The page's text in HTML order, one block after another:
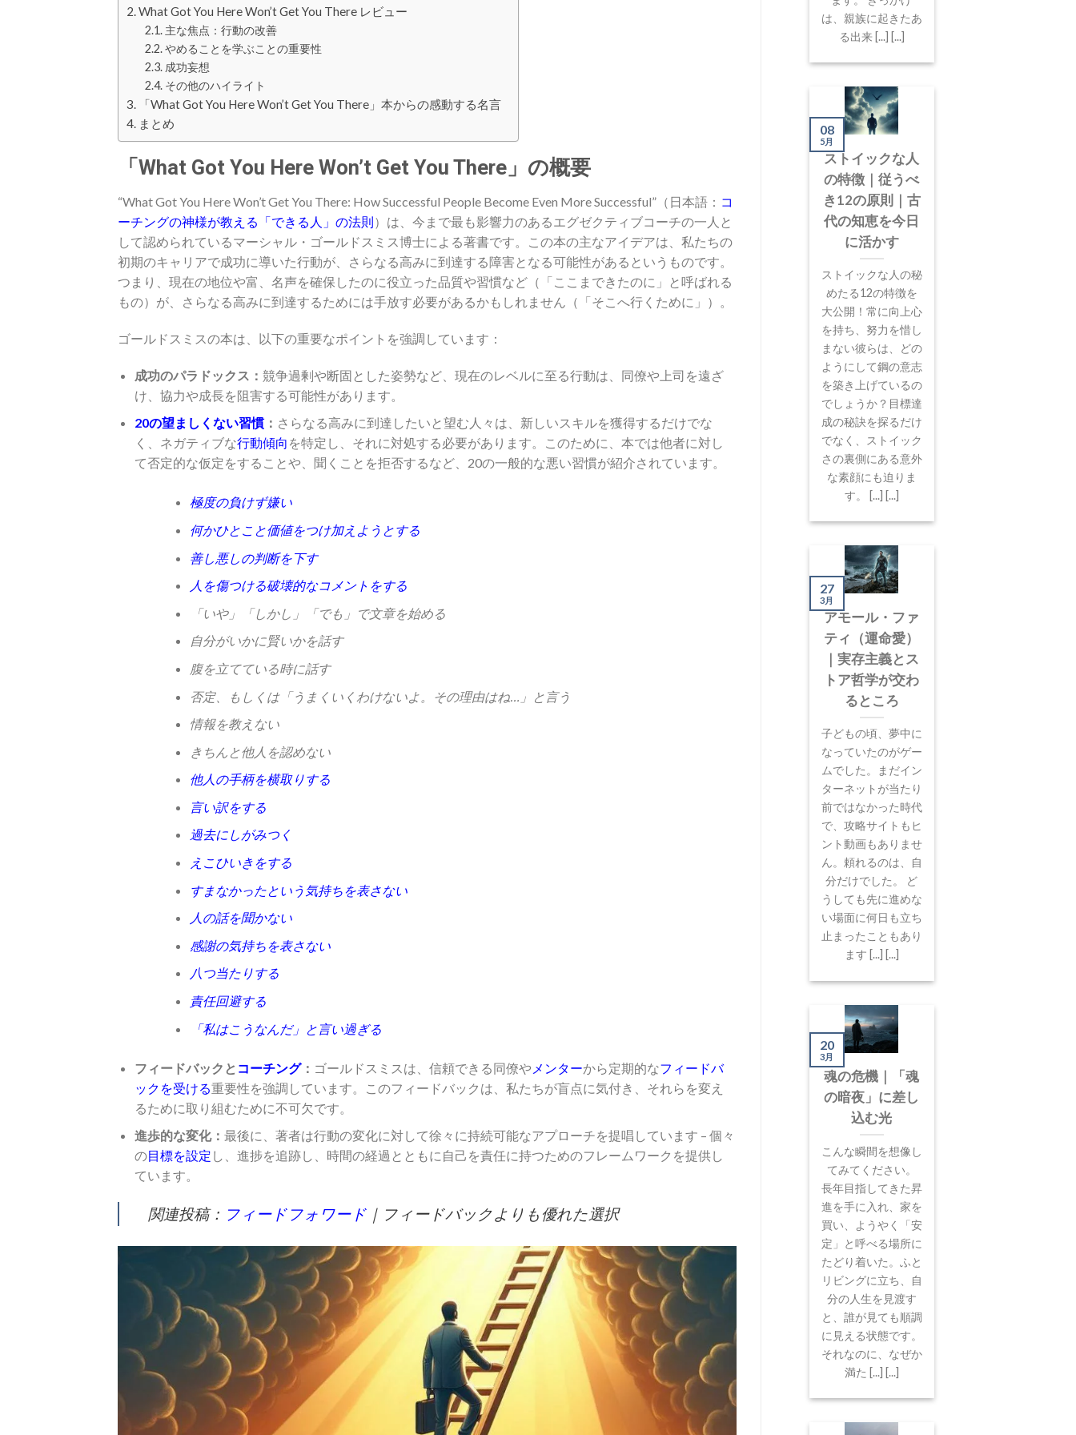
What Got You Here Won’t Get You There レビュー
主な焦点：行動の改善
やめることを学ぶことの重要性
成功妄想
その他のハイライト
「What Got You Here Won’t Get You There」本からの感動する名言
まとめ
「What Got You Here Won’t Get You There」の概要
“What Got You Here Won’t Get You There: How Successful People Become Even More Successful”（日本語： コ
ーチングの神様が教える「できる人」の法則）は、今まで最も影響力のあるエグゼクティブコーチの一人と
して認められているマーシャル・ゴールドスミス博士による著書です。この本の主なアイデアは、私たちの
初期のキャリアで成功に導いた行動が、さらなる高みに到達する障害となる可能性があるというものです。
つまり、現在の地位や富、名声を確保したのに役立った品質や習慣など（「ここまできたのに」と呼ばれる
もの）が、さらなる高みに到達するためには手放す必要があるかもしれません（「そこへ行くために」）。
ゴールドスミスの本は、以下の重要なポイントを強調しています：
成功のパラドックス： 競争過剰や断固とした姿勢など、現在のレベルに至る行動は、同僚や上司を遠ざ
け、協力や成長を阻害する可能性があります。
20の望ましくない習慣： さらなる高みに到達したいと望む人々は、新しいスキルを獲得するだけでな
く、ネガティブな行動傾向 を特定し、それに対処する必要があります。このために、本では他者に対し
て否定的な仮定をすることや、聞くことを拒否するなど、20の一般的な悪い習慣が紹介されています。
極度の負けず嫌い
何かひとこと価値をつけ加えようとする
善し悪しの判断を下す
人を傷つける破壊的なコメントをする
「いや」「しかし」「でも」で文章を始める
自分がいかに賢いかを話す
腹を立てている時に話す
否定、もしくは「うまくいくわけないよ。その理由はね…」と言う
情報を教えない
きちんと他人を認めない
他人の手柄を横取りする
言い訳をする
過去にしがみつく
えこひいきをする
すまなかったという気持ちを表さない
人の話を聞かない
感謝の気持ちを表さない
八つ当たりする
責任回避する
「私はこうなんだ」と言い過ぎる
フィードバックと コーチング： ゴールドスミスは、信頼できる同僚や メンターから定期的なフィードバ
ックを受ける重要性を強調しています。このフィードバックは、私たちが盲点に気付き、それらを変え
るために取り組むために不可欠です。
進歩的な変化： 最後に、著者は行動の変化に対して徐々に持続可能なアプローチを提唱しています – 個々
の目標を設定 し、進捗を追跡し、時間の経過とともに自己を責任に持つためのフレームワークを提供し
ています。
関連投稿： フィードフォワード ｜フィードバックよりも優れた選択
は、親族に起きたあ
る出来 [...] [...]
ストイックな人
の特徴｜従うべ
き12の原則｜古
代の知恵を今日
に活かす
ストイックな人の秘
めたる12の特徴を
大公開！常に向上心
を持ち、努力を惜し
まない彼らは、どの
ようにして鋼の意志
を築き上げているの
でしょうか？目標達
成の秘訣を探るだけ
でなく、ストイック
さの裏側にある意外
な素顔にも迫りま
す。 [...] [...]
08
5月
アモール・ファ
ティ（運命愛）
｜実存主義とス
トア哲学が交わ
るところ
子どもの頃、夢中に
なっていたのがゲー
ムでした。まだイン
ターネットが当たり
前ではなかった時代
で、攻略サイトもヒ
ント動画もありませ
ん。頼れるのは、自
分だけでした。 ど
うしても先に進めな
い場面に何日も立ち
止まったこともあり
ます [...] [...]
27
3月
魂の危機｜「魂
の暗夜」に差し
込む光
こんな瞬間を想像し
てみてください。
長年目指してきた昇
進を手に入れ、家を
買い、ようやく「安
定」と呼べる場所に
たどり着いた。ふと
リビングに立ち、自
分の人生を見渡す
と、誰が見ても順調
に見える状態です。
それなのに、なぜか
満た [...] [...]
20
3月